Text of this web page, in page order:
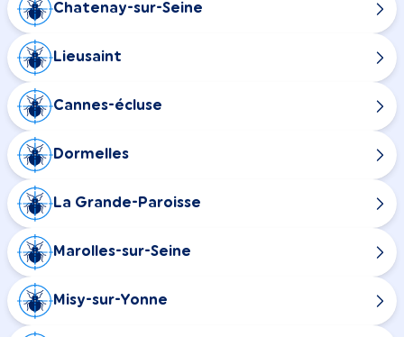
Chatenay-sur-Seine
Lieusaint
Cannes-écluse
Dormelles
La Grande-Paroisse
Marolles-sur-Seine
Misy-sur-Yonne